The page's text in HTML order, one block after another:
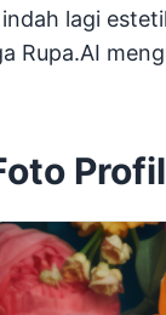
lagi
Rupa.AI